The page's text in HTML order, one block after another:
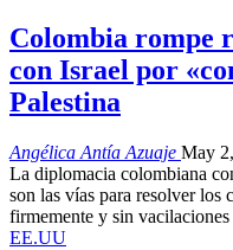
Colombia rompe
con Israel por
Palestina
Angélica Antía Azuaje May
La diplomacia colombiana
son las vías para resolver
firmemente y sin vacilaciones
EE.UU